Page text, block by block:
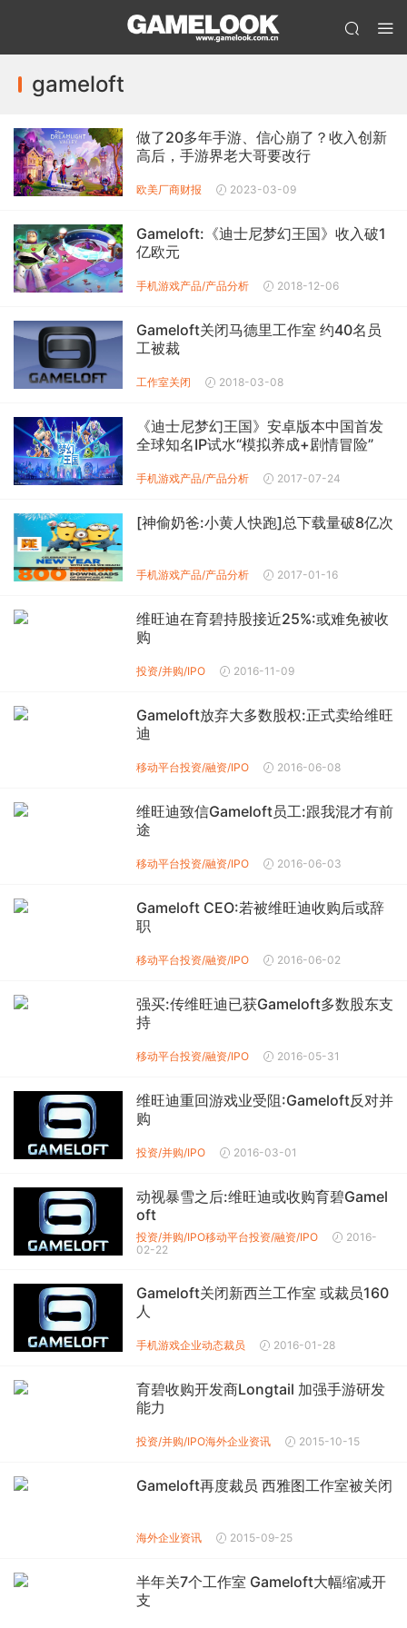
gameloft
做了20多年手游、信心崩了？收入创新
高后，手游界老大哥要改行
欧美厂商财报 2023-03-09
Gameloft:《迪士尼梦幻王国》收入破1
亿欧元
手机游戏产品/产品分析 2018-12-06
Gameloft关闭马德里工作室 约40名员
工被裁
工作室关闭 2018-03-08
《迪士尼梦幻王国》安卓版本中国首发
全球知名IP试水“模拟养成+剧情冒险”
手机游戏产品/产品分析 2017-07-24
[神偷奶爸:小黄人快跑]总下载量破8亿次
手机游戏产品/产品分析 2017-01-16
维旺迪在育碧持股接近25%:或难免被收
购
投资/并购/IPO 2016-11-09
Gameloft放弃大多数股权:正式卖给维旺
迪
移动平台投资/融资/IPO 2016-06-08
维旺迪致信Gameloft员工:跟我混才有前
途
移动平台投资/融资/IPO 2016-06-03
Gameloft CEO:若被维旺迪收购后或辞
职
移动平台投资/融资/IPO 2016-06-02
强买:传维旺迪已获Gameloft多数股东支
持
移动平台投资/融资/IPO 2016-05-31
维旺迪重回游戏业受阻:Gameloft反对并
购
投资/并购/IPO 2016-03-01
动视暴雪之后:维旺迪或收购育碧Gamel
oft
投资/并购/IPO移动平台投资/融资/IPO
2016-
02-22
Gameloft关闭新西兰工作室 或裁员160
人
手机游戏企业动态裁员 2016-01-28
育碧收购开发商Longtail 加强手游研发
能力
投资/并购/IPO海外企业资讯 2015-10-15
Gameloft再度裁员 西雅图工作室被关闭
海外企业资讯 2015-09-25
半年关7个工作室 Gameloft大幅缩减开
支